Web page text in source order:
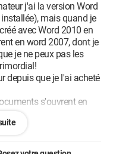
j'ai la version Word
mais quand je
avec Word 2010 en
en word 2007, dont je
je ne peux pas les
depuis que je l'ai acheté
s'ouvrent en
?